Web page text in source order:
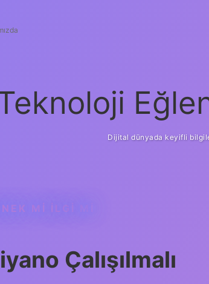
Dijital dünyada keyifli
MI ILGI MI
Çalışılmalı